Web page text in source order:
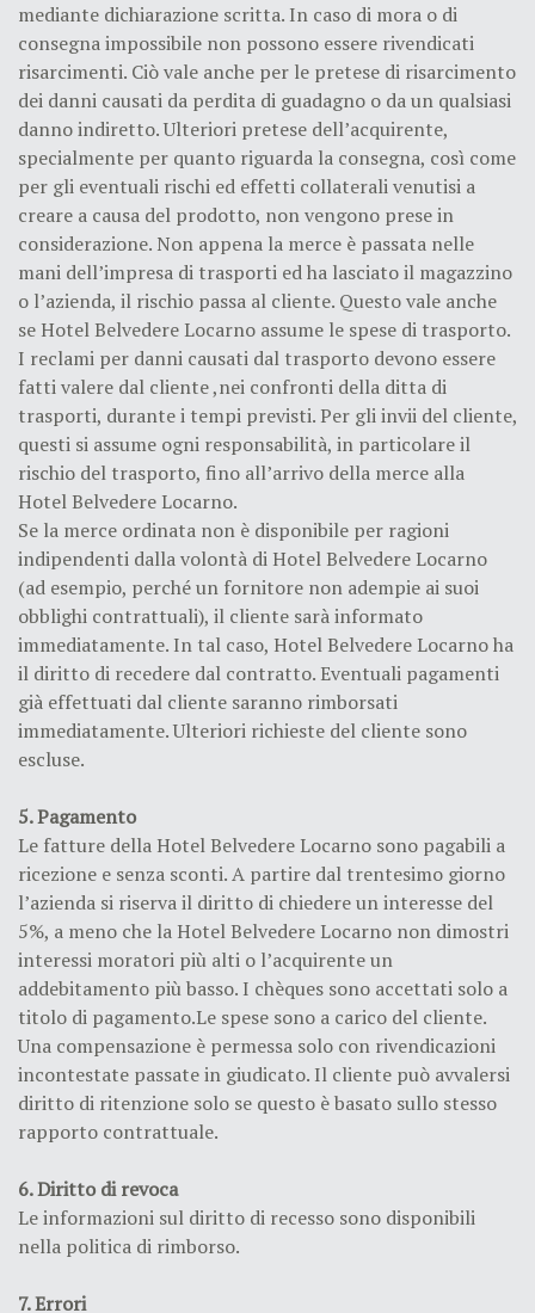
mediante dichiarazione scritta. In caso di mora o di
consegna impossibile non possono essere rivendicati
risarcimenti. Ciò vale anche per le pretese di risarcimento
dei danni causati da perdita di guadagno o da un qualsiasi
danno indiretto. Ulteriori pretese dell’acquirente,
specialmente per quanto riguarda la consegna, così come
per gli eventuali rischi ed effetti collaterali venutisi a
creare a causa del prodotto, non vengono prese in
considerazione. Non appena la merce è passata nelle
mani dell’impresa di trasporti ed ha lasciato il magazzino
o l’azienda, il rischio passa al cliente. Questo vale anche
se Hotel Belvedere Locarno assume le spese di trasporto.
I reclami per danni causati dal trasporto devono essere
fatti valere dal cliente ,nei confronti della ditta di
trasporti, durante i tempi previsti. Per gli invii del cliente,
questi si assume ogni responsabilità, in particolare il
rischio del trasporto, fino all’arrivo della merce alla
Hotel Belvedere Locarno.
Se la merce ordinata non è disponibile per ragioni
indipendenti dalla volontà di Hotel Belvedere Locarno
(ad esempio, perché un fornitore non adempie ai suoi
obblighi contrattuali), il cliente sarà informato
immediatamente. In tal caso, Hotel Belvedere Locarno ha
il diritto di recedere dal contratto. Eventuali pagamenti
già effettuati dal cliente saranno rimborsati
immediatamente. Ulteriori richieste del cliente sono
escluse.
5. Pagamento
Le fatture della Hotel Belvedere Locarno sono pagabili a
ricezione e senza sconti. A partire dal trentesimo giorno
l’azienda si riserva il diritto di chiedere un interesse del
5%, a meno che la Hotel Belvedere Locarno non dimostri
interessi moratori più alti o l’acquirente un
addebitamento più basso. I chèques sono accettati solo a
titolo di pagamento.Le spese sono a carico del cliente.
Una compensazione è permessa solo con rivendicazioni
incontestate passate in giudicato. Il cliente può avvalersi
diritto di ritenzione solo se questo è basato sullo stesso
rapporto contrattuale.
6. Diritto di revoca
Le informazioni sul diritto di recesso sono disponibili
nella politica di rimborso.
7. Errori